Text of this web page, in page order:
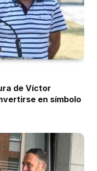
de Víctor
en símbolo